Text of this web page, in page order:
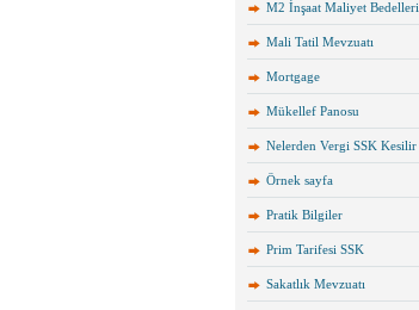
M2 İnşaat Maliyet Bedelleri
Mali Tatil Mevzuatı
Mortgage
Mükellef Panosu
Nelerden Vergi SSK Kesilir
Örnek sayfa
Pratik Bilgiler
Prim Tarifesi SSK
Sakatlık Mevzuatı